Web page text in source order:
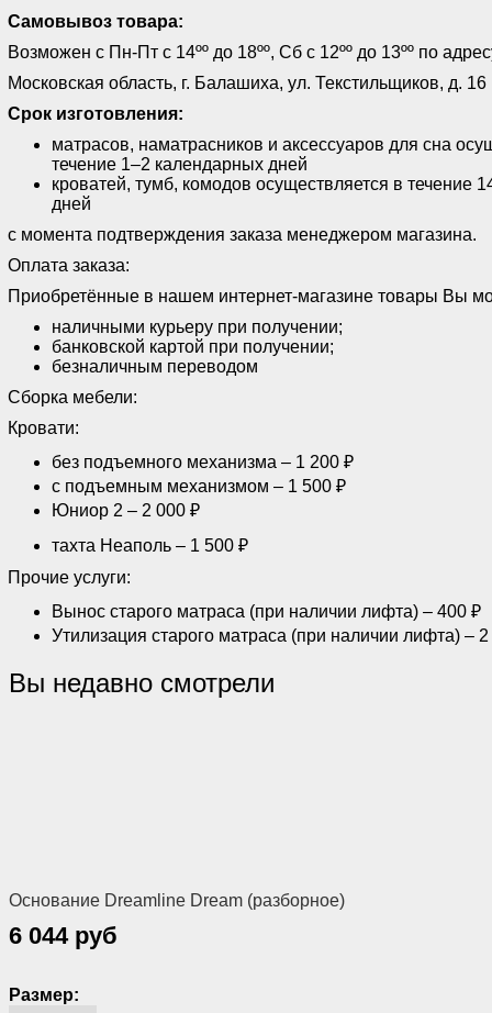
Самовывоз товара:
Возможен с Пн-Пт с 14ºº до 18ºº, Сб с 12ºº до 13ºº по
Московская область, г. Балашиха, ул. Текстильщиков, д. 16
Срок изготовления:
матрасов, наматрасников и аксессуаров для сна
течение 1–2 календарных дней
кроватей, тумб, комодов осуществляется в течение
дней
с момента подтверждения заказа менеджером магазина.
Оплата заказа:
Приобретённые в нашем интернет-магазине товары Вы
наличными курьеру при получении;
банковской картой при получении;
безналичным переводом
Сборка мебели:
Кровати:
без подъемного механизма – 1 200 ₽
с подъемным механизмом – 1 500 ₽
Юниор 2 – 2 000 ₽
тахта Неаполь – 1 500 ₽
Прочие услуги:
Вынос старого матраса (при наличии лифта) – 400 ₽
Утилизация старого матраса (при наличии лифта) –
Вы недавно смотрели
Основание Dreamline Dream (разборное)
6 044 руб
Размер: